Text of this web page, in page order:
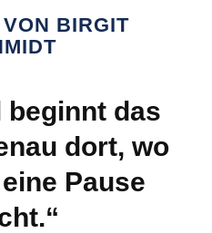
BIRGIT
beginnt das
dort, wo
Pause